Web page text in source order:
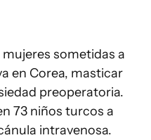
sometidas a
en Corea, masticar
preoperatoria.
73 niños turcos a
intravenosa.